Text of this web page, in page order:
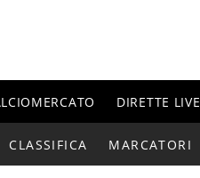
DIRETTE LIVE
CLASSIFICA MARCATORI